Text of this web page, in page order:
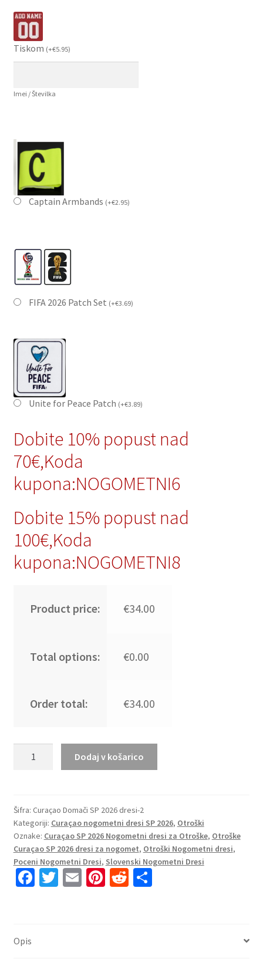
Tiskom (+€5.95)
Imei / Številka
Captain Armbands (+€2.95)
FIFA 2026 Patch Set (+€3.69)
Unite for Peace Patch (+€3.89)
Dobite 10% popust nad
70€,Koda
kupona:NOGOMETNI6
Dobite 15% popust nad
100€,Koda
kupona:NOGOMETNI8
Product price: €34.00
Total options: €0.00
Order total: €34.00
Domači
SP
2026
reprezentance
+
Kratke
Dodaj v košarico
Šifra: Curaçao Domači SP 2026 dresi-2
Kategoriji: Curaçao nogometni dresi SP 2026, Otroški
Oznake: Curaçao SP 2026 Nogometni dresi za Otroške, Otroške
Curaçao SP 2026 dresi za nogomet, Otroški Nogometni dresi,
Poceni Nogometni Dresi, Slovenski Nogometni Dresi
Fa T E Pi R S
Opis